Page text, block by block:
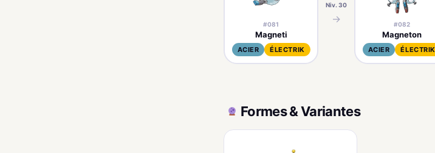
#081
Magneti
ACIER ÉLECTRIK
Niv. 30
→ #082
Magneton
ACIER ÉLECTRIK
Formes & Variantes